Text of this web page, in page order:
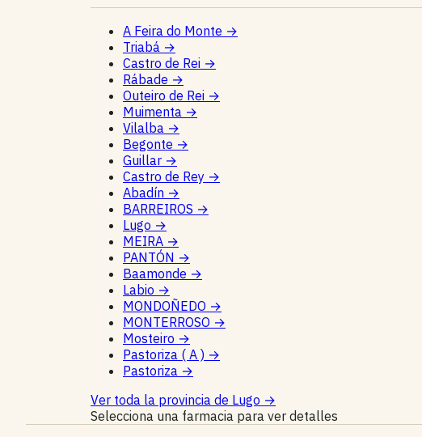
A Feira do Monte →
Triabá →
Castro de Rei →
Rábade →
Outeiro de Rei →
Muimenta →
Vilalba →
Begonte →
Guillar →
Castro de Rey →
Abadín →
BARREIROS →
Lugo →
MEIRA →
PANTÓN →
Baamonde →
Labio →
MONDOÑEDO →
MONTERROSO →
Mosteiro →
Pastoriza ( A ) →
Pastoriza →
Ver toda la provincia de Lugo →
Selecciona una farmacia para ver detalles